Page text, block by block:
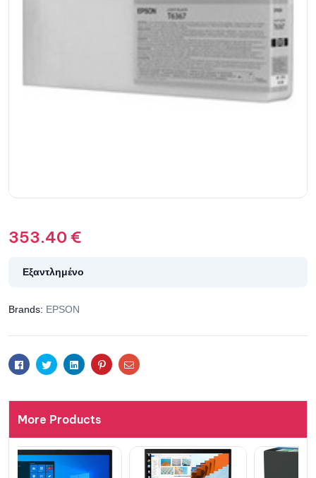
353.40€
Εξαντλημένο
Brands: EPSON
FacebookTwitterLinkedinPinterestEmail
More Products